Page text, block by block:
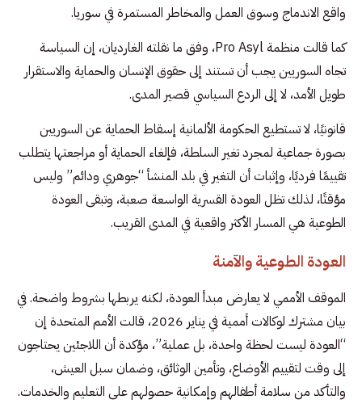
واقع الاندماج وسوق العمل والمخاطر المستمرة في سوريا.
كما قالت منظمة Pro Asyl، وفق ما نقلته الغارديان، إن السياسة
تجاه السوريين يجب أن تستند إلى حقوق الإنسان والحماية والاستقرار
طويل الأمد، لا إلى الردع السياسي قصير المدى.
قانونيًا، لا تستطيع الحكومة الألمانية إسقاط الحماية عن السوريين
بصورة جماعية لمجرد تغير السلطة، فإلغاء الحماية أو مراجعتها يتطلب
تقييمًا فرديًا، وإثبات أن التغير في بلد المنشأ “جوهري ودائم” وليس
مؤقتًا، لذلك تظل العودة القسرية الواسعة صعبة، وتبقى العودة
الطوعية هي المسار الأكثر واقعية في المدى القريب.
العودة الطوعية والآمنة
الموقف الأممي لا يعارض مبدأ العودة، لكنه يربطها بشروط واضحة. في
بيان مشترك لوكالات أممية في يناير 2026، قالت الأمم المتحدة إن
“العودة ليست لحظة واحدة، بل عملية”، مؤكدة أن اللاجئين يحتاجون
إلى وقت لتقييم الأوضاع، وتأمين الوثائق، وضمان سبل العيش،
والتأكد من سلامة أطفالهم وإمكانية حصولهم على التعليم والخدمات.